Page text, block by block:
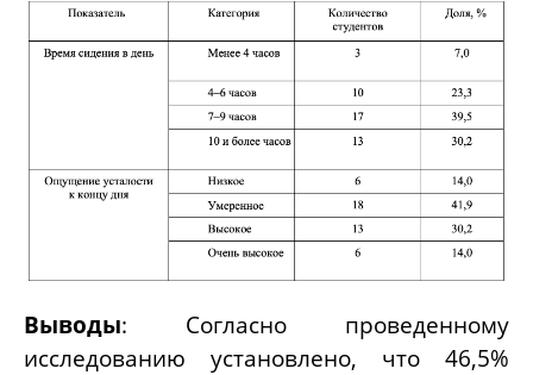
Выводы: Согласно проведенному
исследованию установлено, что 46,5%